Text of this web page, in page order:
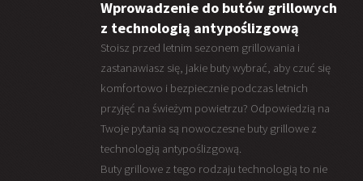
Wprowadzenie do butów grillowych
z technologią antypoślizgową
Stoisz przed letnim sezonem grillowania i
zastanawiasz się, jakie buty wybrać, aby czuć się
komfortowo i bezpiecznie podczas letnich
przyjęć na świeżym powietrzu? Odpowiedzią na
Twoje pytania są nowoczesne buty grillowe z
technologią antypoślizgową.
Buty grillowe z tego rodzaju technologią to nie